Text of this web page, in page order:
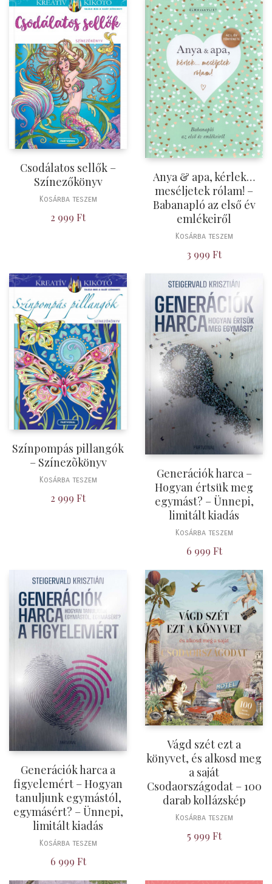
Csodálatos sellők –
Színezőkönyv
Kosárba teszem
2 999 Ft
Anya & apa, kérlek…
meséljetek rólam! –
Babanapló az első év
emlékeiről
Kosárba teszem
3 999 Ft
Színpompás pillangók
– Színezõkönyv
Kosárba teszem
2 999 Ft
Generációk harca –
Hogyan értsük meg
egymást? – Ünnepi,
limitált kiadás
Kosárba teszem
6 999 Ft
Generációk harca a
figyelemért – Hogyan
tanuljunk egymástól,
egymásért? – Ünnepi,
limitált kiadás
Kosárba teszem
6 999 Ft
Vágd szét ezt a
könyvet, és alkosd meg
a saját
Csodaországodat – 100
darab kollázskép
Kosárba teszem
5 999 Ft